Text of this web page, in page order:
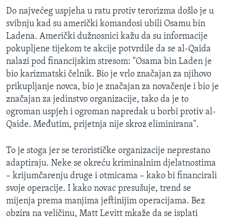
Do najvećeg uspjeha u ratu protiv terorizma došlo je u
svibnju kad su američki komandosi ubili Osamu bin
Ladena. Američki dužnosnici kažu da su informacije
pokupljene tijekom te akcije potvrdile da se al-Qaida
nalazi pod financijskim stresom: "Osama bin Laden je
bio karizmatski čelnik. Bio je vrlo značajan za njihovo
prikupljanje novca, bio je značajan za novačenje i bio je
značajan za jedinstvo organizacije, tako da je to
ogroman uspjeh i ogroman napredak u borbi protiv al-
Qaide. Međutim, prijetnja nije skroz eliminirana".
To je stoga jer se terorističke organizacije neprestano
adaptiraju. Neke se okreću kriminalnim djelatnostima
– krijumčarenju druge i otmicama – kako bi financirali
svoje operacije. I kako novac presušuje, trend se
mijenja prema manjima jeftinijim operacijama. Bez
obzira na veličinu, Matt Levitt mkaže da se isplati